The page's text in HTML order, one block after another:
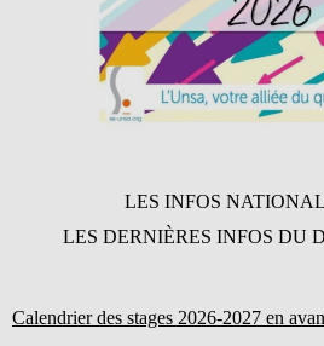
LES INFOS
LES DERNIÈRES INFOS DU
Calendrier des stages 2026-2027 en